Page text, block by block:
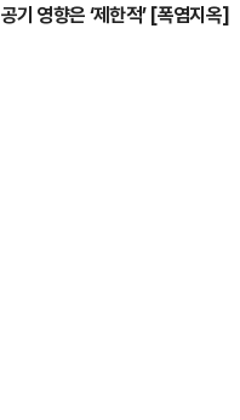
공기 영향은 ‘제한적’ [폭염지옥]